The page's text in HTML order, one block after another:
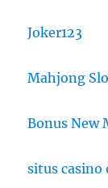
Joker123
Mahjong
Bonus New
situs casino